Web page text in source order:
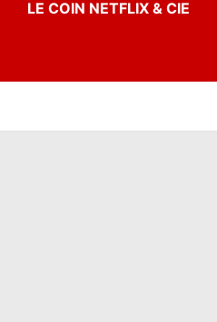
LE COIN NETFLIX & CIE